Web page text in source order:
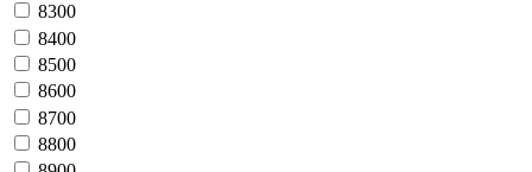
8300
8400
8500
8600
8700
8800